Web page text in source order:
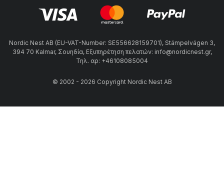
Nordic Nest AB (EU-VAT-Number: SE556628159701), Stämpelvägen 3,
394 70 Kalmar, Σουηδία, Εξυπηρέτηση πελατών: info@nordicnest.gr,
Τηλ. αρ: +46108085004
© 2002 - 2026 Copyright Nordic Nest AB